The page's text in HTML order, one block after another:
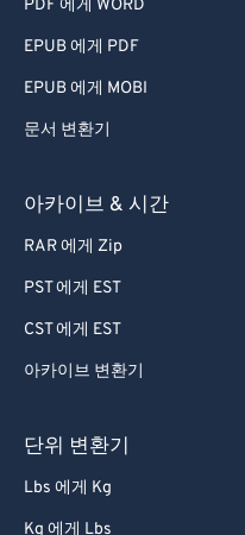
PDF 에게 WORD
EPUB 에게 PDF
EPUB 에게 MOBI
문서 변환기
아카이브 & 시간
RAR 에게 Zip
PST 에게 EST
CST 에게 EST
아카이브 변환기
단위 변환기
Lbs 에게 Kg
Kg 에게 Lbs